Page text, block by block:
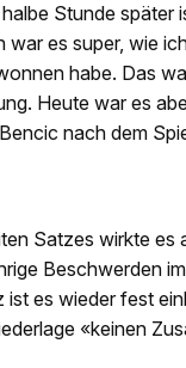
Stunde später
war es super, wie
habe. Das
Heute war es
nach dem
Satzes wirkte es
Beschwerden
ist es wieder fest
«keinen